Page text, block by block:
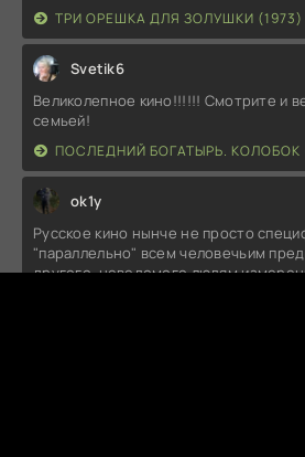
ТРИ ОРЕШКА ДЛЯ ЗОЛУШКИ (1973)
Svetik6
Великолепное кино!!!!!! Смотрите и
семьей!
ПОСЛЕДНИЙ БОГАТЫРЬ. КОЛОБОК
ok1y
Русское кино нынче не просто
"параллельно" всем человечьим
другого, неведомого людям